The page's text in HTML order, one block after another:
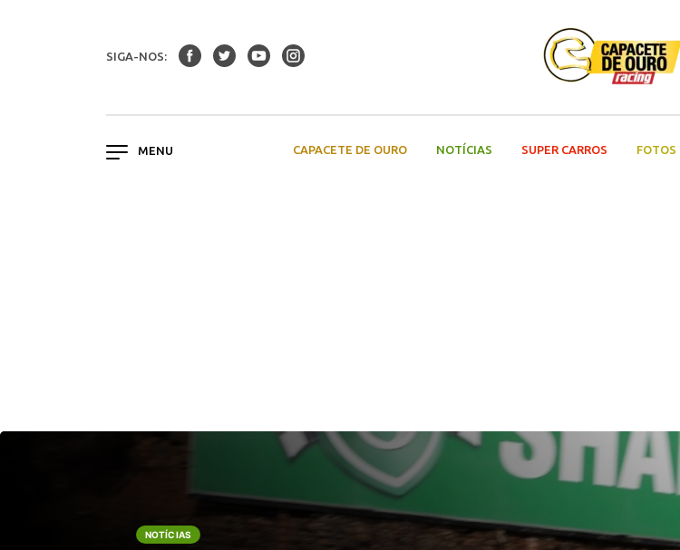
SIGA-NOS:
CAPACETE DE OURO NOTÍCIAS SUPER CARROS FOTOS
NOTÍCIAS